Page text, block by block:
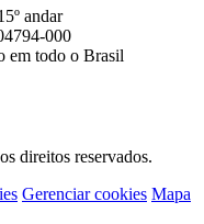
andar
000
em todo o Brasil
direitos reservados.
Gerenciar cookies Mapa